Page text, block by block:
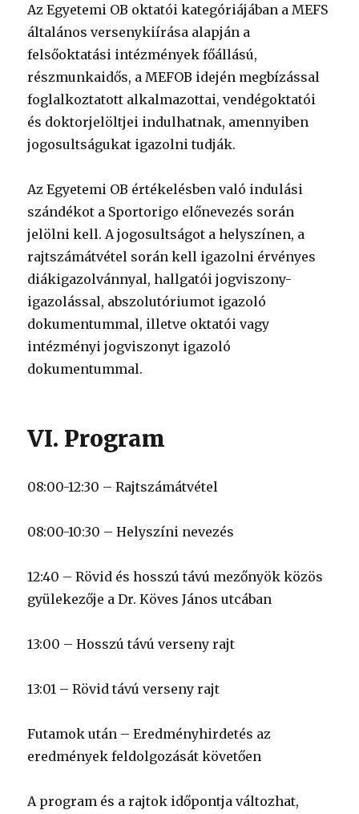
Az Egyetemi OB oktatói kategóriájában a MEFS
általános versenykiírása alapján a
felsőoktatási intézmények főállású,
részmunkaidős, a MEFOB idején megbízással
foglalkoztatott alkalmazottai, vendégoktatói
és doktorjelöltjei indulhatnak, amennyiben
jogosultságukat igazolni tudják.
Az Egyetemi OB értékelésben való indulási
szándékot a Sportorigo előnevezés során
jelölni kell. A jogosultságot a helyszínen, a
rajtszámátvétel során kell igazolni érvényes
diákigazolvánnyal, hallgatói jogviszony-
igazolással, abszolutóriumot igazoló
dokumentummal, illetve oktatói vagy
intézményi jogviszonyt igazoló
dokumentummal.
VI. Program
08:00-12:30 – Rajtszámátvétel
08:00-10:30 – Helyszíni nevezés
12:40 – Rövid és hosszú távú mezőnyök közös
gyülekezője a Dr. Köves János utcában
13:00 – Hosszú távú verseny rajt
13:01 – Rövid távú verseny rajt
Futamok után – Eredményhirdetés az
eredmények feldolgozását követően
A program és a rajtok időpontja változhat,